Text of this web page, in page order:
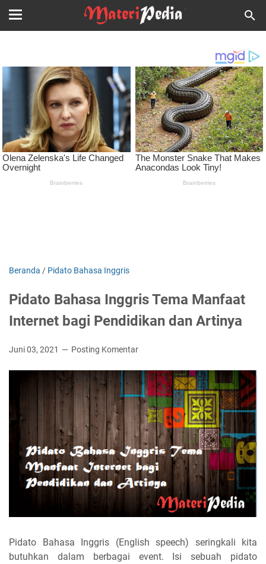
Beranda / Pidato Bahasa Inggris
Pidato Bahasa Inggris Tema Manfaat
Internet bagi Pendidikan dan Artinya
Juni 03, 2021 Posting Komentar
Pidato Bahasa Inggris (English speech) seringkali kita
butuhkan dalam berbagai event. Isi sebuah pidato